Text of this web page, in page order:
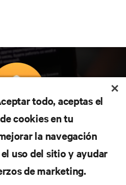
las últimas tendencias
periódicas sobre los temas
con los últimos debates
expertos sobre gestión de
gestión de infraestructuras.
todo, aceptas el
cookies en tu
la navegación
uso del sitio y ayudar
de marketing.